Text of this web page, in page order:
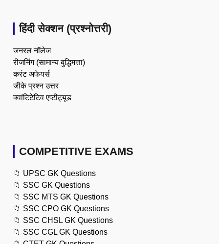
हिंदी सेक्शन (प्रश्नोत्तरी)
जनरल नॉलेज
रीजनिंग (सामान्य बुद्धिमत्ता)
करंट अफेयर्स
जीके प्रश्न उत्तर
क्वांटिटेटिव एप्टीट्यूड
COMPETITIVE EXAMS
📁 UPSC GK Questions
📁 SSC GK Questions
📁 SSC MTS GK Questions
📁 SSC CPO GK Questions
📁 SSC CHSL GK Questions
📁 SSC CGL GK Questions